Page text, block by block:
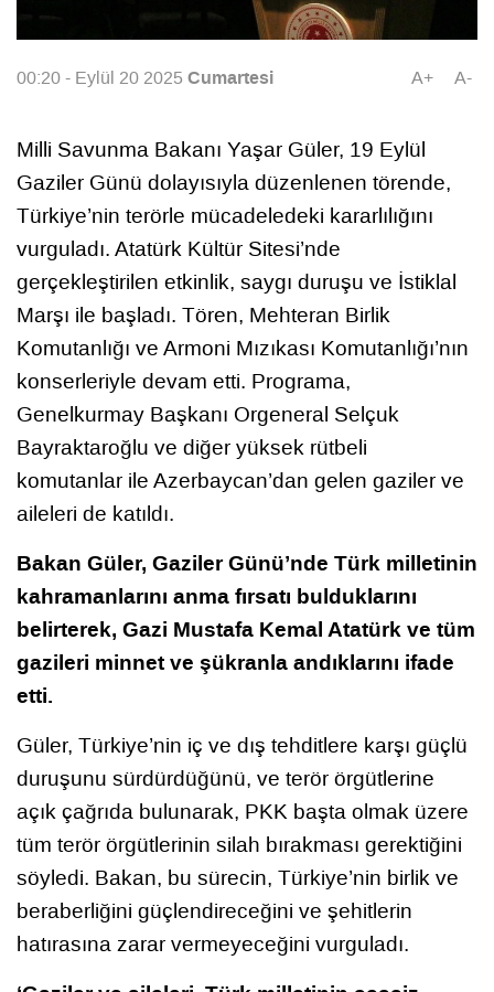
00:20 - Eylül 20 2025Cumartesi A+ A-
Milli Savunma Bakanı Yaşar Güler, 19 Eylül
Gaziler Günü dolayısıyla düzenlenen törende,
Türkiye’nin terörle mücadeledeki kararlılığını
vurguladı. Atatürk Kültür Sitesi’nde
gerçekleştirilen etkinlik, saygı duruşu ve İstiklal
Marşı ile başladı. Tören, Mehteran Birlik
Komutanlığı ve Armoni Mızıkası Komutanlığı’nın
konserleriyle devam etti. Programa,
Genelkurmay Başkanı Orgeneral Selçuk
Bayraktaroğlu ve diğer yüksek rütbeli
komutanlar ile Azerbaycan’dan gelen gaziler ve
aileleri de katıldı.
Bakan Güler, Gaziler Günü’nde Türk milletinin
kahramanlarını anma fırsatı bulduklarını
belirterek, Gazi Mustafa Kemal Atatürk ve tüm
gazileri minnet ve şükranla andıklarını ifade
etti.
Güler, Türkiye’nin iç ve dış tehditlere karşı güçlü
duruşunu sürdürdüğünü, ve terör örgütlerine
açık çağrıda bulunarak, PKK başta olmak üzere
tüm terör örgütlerinin silah bırakması gerektiğini
söyledi. Bakan, bu sürecin, Türkiye’nin birlik ve
beraberliğini güçlendireceğini ve şehitlerin
hatırasına zarar vermeyeceğini vurguladı.